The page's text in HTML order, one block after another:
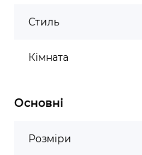
Стиль
Кімната
Основні
Розміри